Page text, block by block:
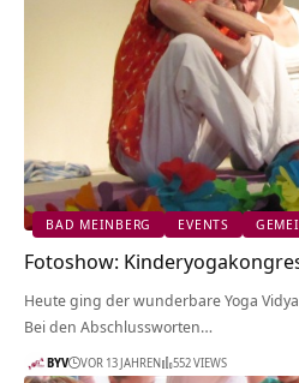
BAD MEINBERG EVENTS
Fotoshow:
Heute ging der wunderbare Yoga
Bei den Abschlussworten…
BYV VOR 13 JAHREN 552 VIEWS